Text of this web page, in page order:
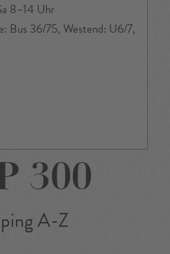
8–14 Uhr
Bus 36/75, Westend: U6/7,
300
A-Z